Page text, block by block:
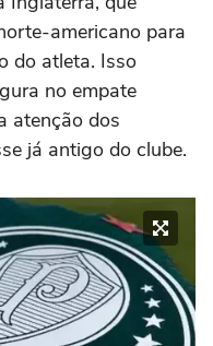
americano para
do atleta. Isso
no empate
atenção dos
já antigo do clube.